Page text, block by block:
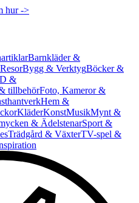
hur ->
Barnkläder &
Bygg & VerktygBöcker &
&
tillbehörFoto, Kameror &
Hem &
KläderKonstMusikMynt &
& ÄdelstenarSport &
Trädgård & VäxterTV-spel &